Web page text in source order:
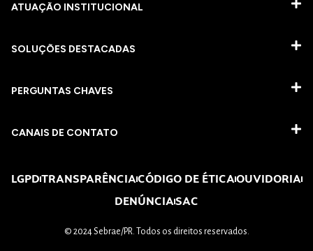
ATUAÇÃO INSTITUCIONAL
SOLUÇÕES DESTACADAS
PERGUNTAS CHAVES​
CANAIS DE CONTATO
LGPDTRANSPARÊNCIACÓDIGO DE ÉTICAOUVIDORIA
DENÚNCIASAC
© 2024 Sebrae/PR. Todos os direitos reservados.